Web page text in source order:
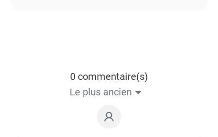
0 commentaire(s)
Le plus ancien